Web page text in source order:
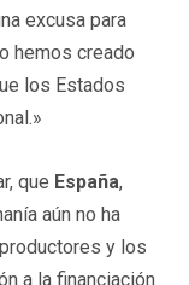
excusa para
hemos creado
los Estados
que España,
aún no ha
y los
a la financiación